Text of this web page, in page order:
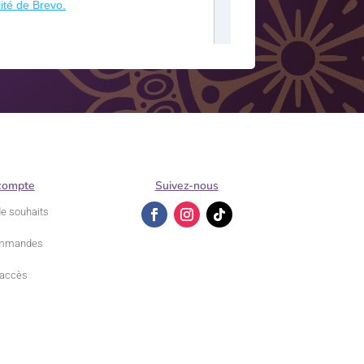
souhaits
Suivez-nous